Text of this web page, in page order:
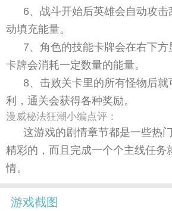
6、战斗开始后英雄会自动攻击
动填充能量。
7、角色的技能卡牌会在右下
卡牌会消耗一定数量的能量。
8、击败关卡里的所有怪物后就
利，通关会获得各种奖励。
漫威秘法狂潮小编点评：
这游戏的剧情章节都是一些热
精彩的，而且完成一个个主线任务
情。
游戏截图